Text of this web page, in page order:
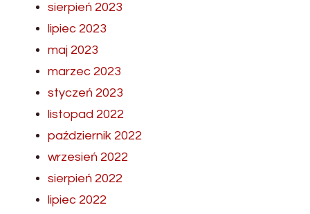
sierpień 2023
lipiec 2023
maj 2023
marzec 2023
styczeń 2023
listopad 2022
październik 2022
wrzesień 2022
sierpień 2022
lipiec 2022